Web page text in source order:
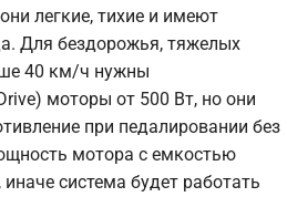
легкие, тихие и имеют
Для бездорожья, тяжелых
40 км/ч нужны
моторы от 500 Вт, но они
при педалировании без
мотора с емкостью
система будет работать